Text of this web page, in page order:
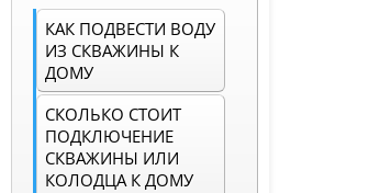
КАК ПОДВЕСТИ ВОДУ
ИЗ СКВАЖИНЫ К
ДОМУ
СКОЛЬКО СТОИТ
ПОДКЛЮЧЕНИЕ
СКВАЖИНЫ ИЛИ
КОЛОДЦА К ДОМУ